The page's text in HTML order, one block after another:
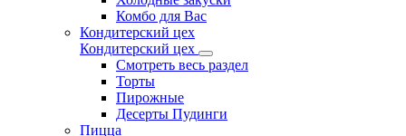
Комбо для Вас
Кондитерский цех
Кондитерский цех
Смотреть весь раздел
Торты
Пирожные
Десерты Пудинги
Пицца